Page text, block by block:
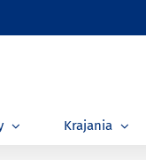
Krajania